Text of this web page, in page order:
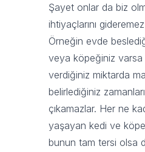
Şayet onlar da biz
ihtiyaçlarını
Örneğin evde
veya köpeğiniz varsa
verdiğiniz miktarda
belirlediğiniz
çıkamazlar. Her ne
yaşayan kedi ve
bunun tam tersi olsa